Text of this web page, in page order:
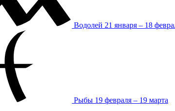
Водолей 21 января – 18
Рыбы 19 февраля – 19 марта